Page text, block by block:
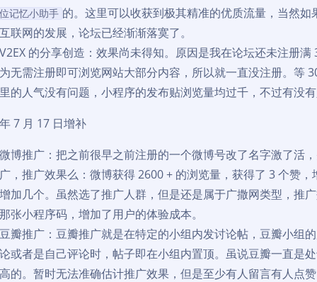
位记忆小助手 的。这里可以收获到极其精准的优质流量，当然
互联网的发展，论坛已经渐渐落寞了。
V2EX 的分享创造：效果尚未得知。原因是我在论坛还未注册
为无需注册即可浏览网站大部分内容，所以就一直没注册。等
里的人气没有问题，小程序的发布贴浏览量均过千，不过有没
7 月 17 日增补
微博推广：把之前很早之前注册的一个微博号改了名字激了活
广，推广效果么：微博获得 2600 + 的浏览量，获得了 3 个赞
增加几个。虽然选了推广人群，但是还是属于广撒网类型，推
那张小程序码，增加了用户的体验成本。
豆瓣推广：豆瓣推广就是在特定的小组内发讨论帖，豆瓣小组
论或者是自己评论时，帖子即在小组内置顶。虽说豆瓣一直是
高的。暂时无法准确估计推广效果，但是至少有人留言有人点